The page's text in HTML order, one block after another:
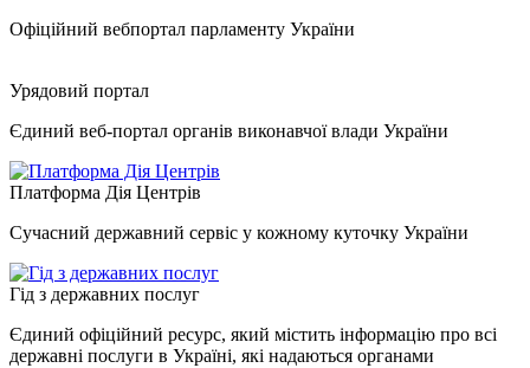
Офіційний вебпортал парламенту України
Урядовий портал
Єдиний веб-портал органів виконавчої влади України
Платформа Дія Центрів
Сучасний державний сервіс у кожному куточку України
Гід з державних послуг
Єдиний офіційний ресурс, який містить інформацію про всі
державні послуги в Україні, які надаються органами